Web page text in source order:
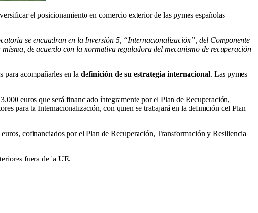
el posicionamiento en comercio exterior de las pymes españolas
se encuadran en la Inversión 5, “Internacionalización”, del Componente
de acuerdo con la normativa reguladora del mecanismo de recuperación
para acompañarles en la definición de su estrategia internacional. Las pymes
euros que será financiado íntegramente por el Plan de Recuperación,
para la Internacionalización, con quien se trabajará en la definición del Plan
cofinanciados por el Plan de Recuperación, Transformación y Resiliencia
fuera de la UE.